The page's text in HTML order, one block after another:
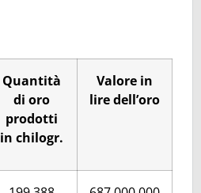
Quantità
di oro
prodotti
in chilogr.
Valore in
lire dell’oro